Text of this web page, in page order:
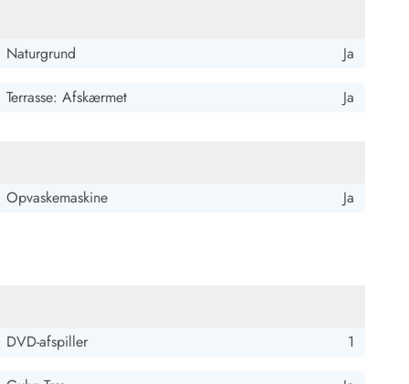
Naturgrund Ja
Terrasse: Afskærmet Ja
Opvaskemaskine Ja
DVD-afspiller 1